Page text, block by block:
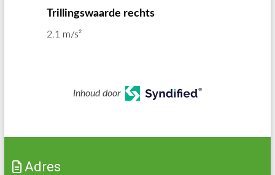
Trillingswaarde rechts
2.1 m/s²
Inhoud door
Adres